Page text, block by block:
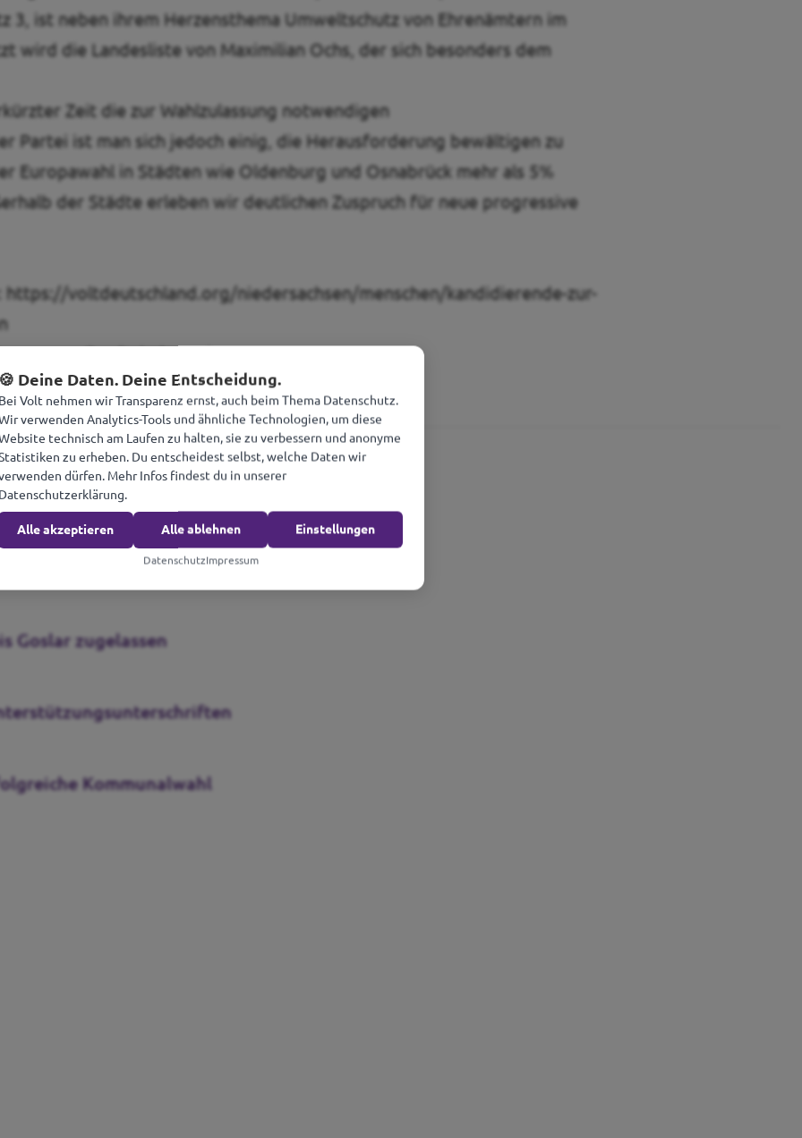
3, ist neben ihrem Herzensthema Umweltschutz von Ehrenämtern im
wird die Landesliste von Maximilian Ochs, der sich besonders dem
Zeit die zur Wahlzulassung notwendigen
Partei ist man sich jedoch einig, die Herausforderung bewältigen zu
Europawahl in Städten wie Oldenburg und Osnabrück mehr als 5%
der Städte erleben wir deutlichen Zuspruch für neue progressive
https://voltdeutschland.org/niedersachsen/menschen/kandidierende-zur-
-
zur Kommunalwahl 2026
Goslar zugelassen
Kommunalwahl
🍪 Deine Daten. Deine Entscheidung.
Bei Volt nehmen wir Transparenz ernst, auch beim Thema Datenschutz.
verwenden Analytics-Tools und ähnliche Technologien, um diese
technisch am Laufen zu halten, sie zu verbessern und anonyme
zu erheben. Du entscheidest selbst, welche Daten wir
dürfen. Mehr Infos findest du in unserer
Datenschutzerklärung.
Alle akzeptieren Alle ablehnen Einstellungen
DatenschutzImpressum